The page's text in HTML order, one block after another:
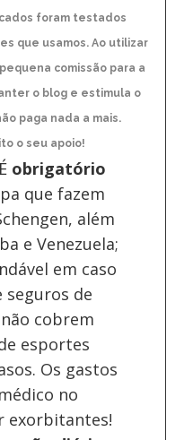
foram testados
que usamos. Ao utilizar
comissão para a
o blog e estimula o
paga nada a mais.
o seu apoio!
É obrigatório
que fazem
além
e Venezuela;
em caso
seguros de
cobrem
esportes
Os gastos
no
exorbitantes!